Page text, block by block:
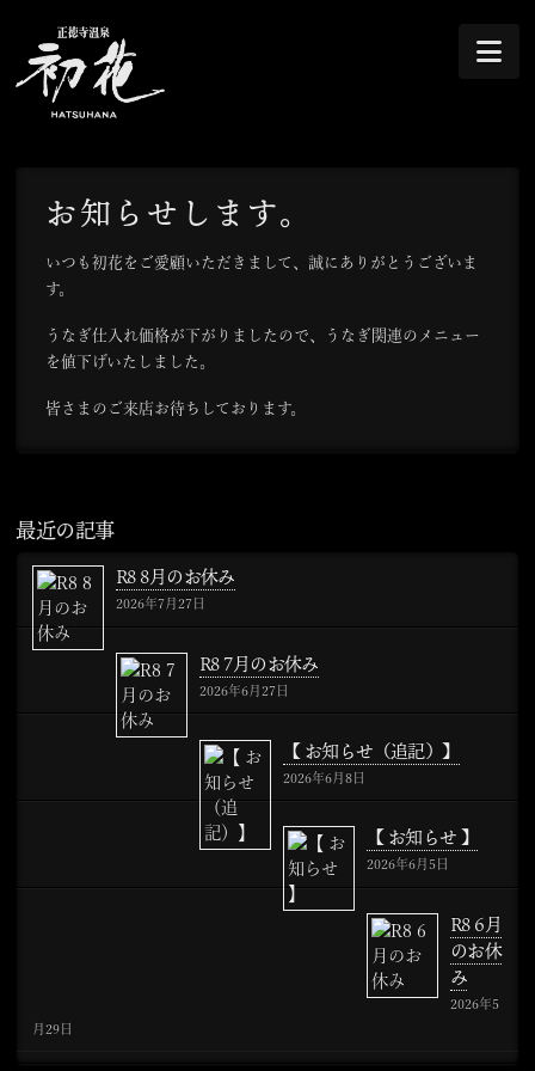
お知らせします。
いつも初花をご愛顧いただきまして、誠にありがとうございま
す。
うなぎ仕入れ価格が下がりましたので、うなぎ関連のメニュー
を値下げいたしました。
皆さまのご来店お待ちしております。
最近の記事
R8 8月のお休み
2026年7月27日
R8 7月のお休み
2026年6月27日
【 お知らせ（追記）】
2026年6月8日
【 お知らせ 】
2026年6月5日
R8 6月
のお休
み
2026年5
月29日